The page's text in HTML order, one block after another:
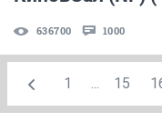
636700 1000
1 ... 15